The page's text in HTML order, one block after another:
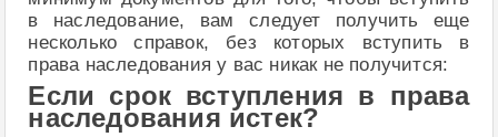
в наследование, вам следует получить еще
несколько справок, без которых вступить в
права наследования у вас никак не получится:
Если срок вступления в права
наследования истек?